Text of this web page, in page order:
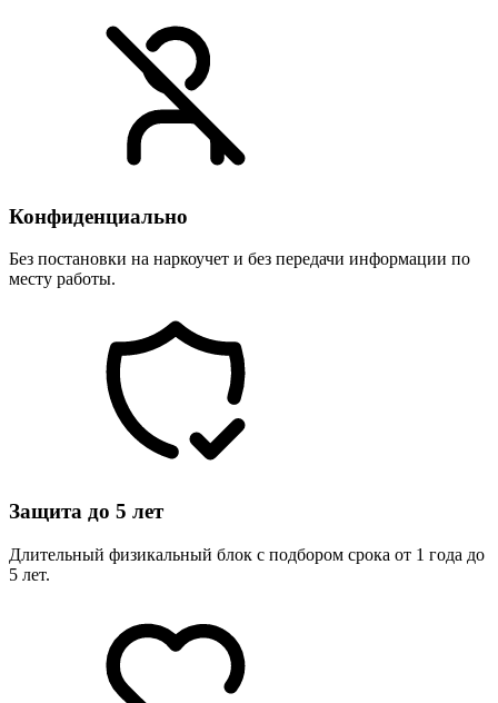
Конфиденциально
Без постановки на наркоучет и без передачи информации по
месту работы.
Защита до 5 лет
Длительный физикальный блок с подбором срока от 1 года до
5 лет.